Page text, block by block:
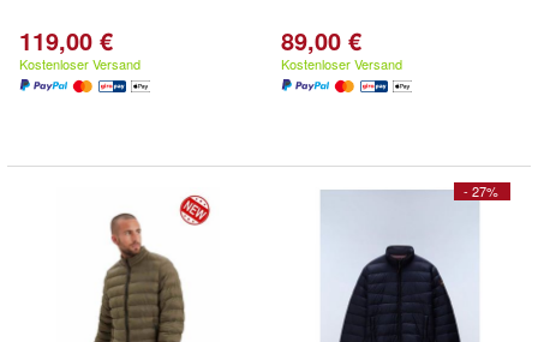
119,00 €
Kostenloser Versand
89,00 €
Kostenloser Versand
- 27%